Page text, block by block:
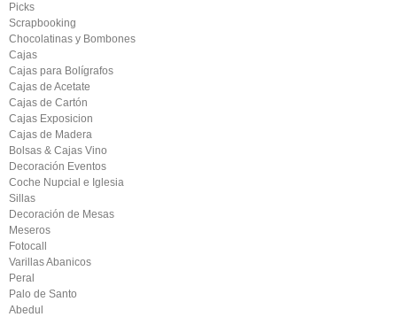
Picks
Scrapbooking
Chocolatinas y Bombones
Cajas
Cajas para Bolígrafos
Cajas de Acetate
Cajas de Cartón
Cajas Exposicion
Cajas de Madera
Bolsas & Cajas Vino
Decoración Eventos
Coche Nupcial e Iglesia
Sillas
Decoración de Mesas
Meseros
Fotocall
Varillas Abanicos
Peral
Palo de Santo
Abedul